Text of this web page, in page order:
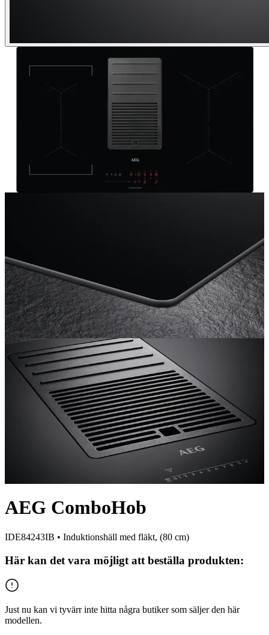
AEG ComboHob
IDE84243IB • Induktionshäll med fläkt, (80 cm)
Här kan det vara möjligt att beställa produkten:
Just nu kan vi tyvärr inte hitta några butiker som säljer den här
modellen.